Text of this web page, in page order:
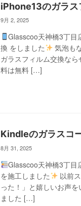
iPhone13のガラス
9月 2, 2025
Glasscoo天神橋3丁目
換 をしました
気泡も
ガラスフィルム交換な
料は無料 […]
Kindleのガラスコ
8月 31, 2025
Glasscoo天神橋3丁目
を施工しました
以前
った！」と嬉しいお声
ました […]